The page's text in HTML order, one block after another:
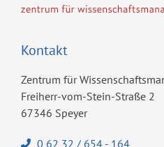
Kontakt
Zentrum für
Freiherr-vom-Stein-Straße 2
67346 Speyer
0 62 32 / 654 - 164